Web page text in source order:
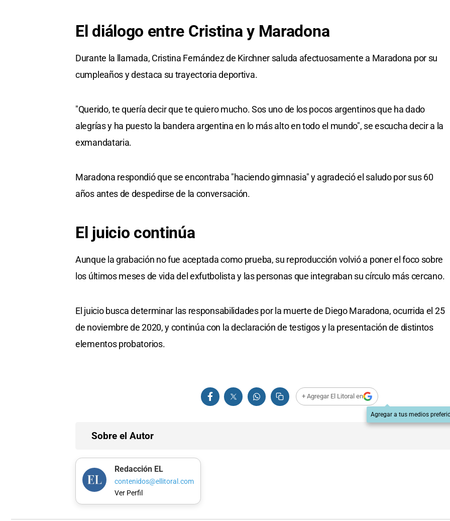
El diálogo entre Cristina y Maradona
Durante la llamada, Cristina Fernández de Kirchner saluda afectuosamente a Maradona por su
cumpleaños y destaca su trayectoria deportiva.
"Querido, te quería decir que te quiero mucho. Sos uno de los pocos argentinos que ha dado
alegrías y ha puesto la bandera argentina en lo más alto en todo el mundo", se escucha decir a la
exmandataria.
Maradona respondió que se encontraba "haciendo gimnasia" y agradeció el saludo por sus 60
años antes de despedirse de la conversación.
El juicio continúa
Aunque la grabación no fue aceptada como prueba, su reproducción volvió a poner el foco sobre
los últimos meses de vida del exfutbolista y las personas que integraban su círculo más cercano.
El juicio busca determinar las responsabilidades por la muerte de Diego Maradona, ocurrida el 25
de noviembre de 2020, y continúa con la declaración de testigos y la presentación de distintos
elementos probatorios.
+ Agregar El Litoral en
Agregar a tus medios
Sobre el Autor
Redacción EL
contenidos@ellitoral.com
Ver Perfil